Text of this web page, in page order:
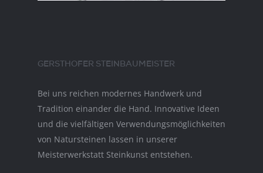
GERSTHOFER STEINBAUMEISTER
Bei uns reichen modernes Handwerk und
Tradition einander die Hand. Innovative Ideen
und die vielfältigen Verwendungsmöglichkeiten
von Natursteinen lassen in unserer
Meisterwerkstatt Steinkunst entstehen.